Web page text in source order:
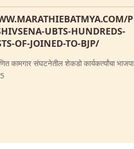
P
UBTS-HUNDREDS-
OF-JOINED-TO-BJP/
कामगार संघटनेतील शेकडो कार्यकर्त्यांचा भाजपा